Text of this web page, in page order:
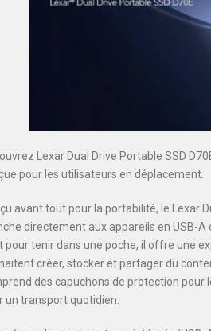
Lexar Dual Drive Portable SSD
pour les utilisateurs en déplacement.
avant tout pour la portabilité, le Lexar
directement aux appareils en USB-
pour tenir dans une poche, il offre une
créer, stocker et partager du
des capuchons de protection pour
un transport quotidien.